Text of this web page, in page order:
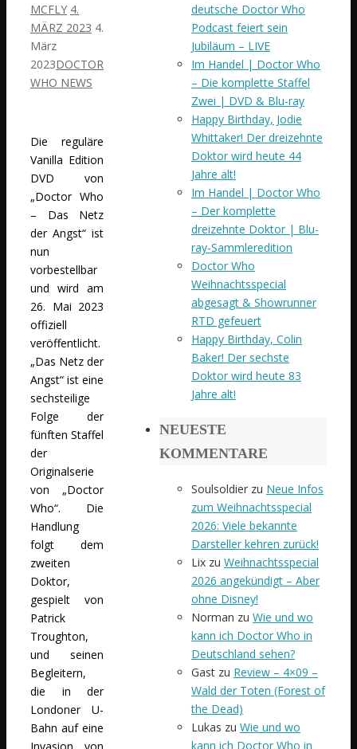
MCFLY 4.
MÄRZ 2023 4.
März
2023DOCTOR
WHO NEWS
Die reguläre
Vanilla Edition
DVD von
„Doctor Who
– Das Netz
der Angst“ ist
nun
vorbestellbar
und wird am
26. Mai 2023
offiziell
veröffentlicht.
„Das Netz der
Angst“ ist eine
sechsteilige
Folge der
fünften Staffel
der
Originalserie
von „Doctor
Who“. Die
Handlung
folgt dem
zweiten
Doktor,
gespielt von
Patrick
Troughton,
und seinen
Begleitern,
die in der
Londoner U-
Bahn auf eine
deutsche Doctor Who
Podcast feiert sein
Jubiläum – LIVE
Im Handel | Doctor Who
– Die komplette Staffel
Zwei | DVD & Blu-ray
Happy Birthday, Jodie
Whittaker! Der dreizehnte
Doktor wird heute 44
Jahre alt!
Im Handel | Doctor Who
– Der komplette
dreizehnte Doktor | Blu-
ray-Sammleredition
Doctor Who
Weihnachtsspecial
abgesagt & Showrunner
RTD gefeuert
Happy Birthday, Colin
Baker! Der sechste
Doktor wird heute 83
Jahre alt!
NEUESTE
KOMMENTARE
Soulsoldier zu Neue Infos
zum Weihnachtsspecial
2026: Viele bekannte
Darsteller kehren zurück!
Lix zu Weihnachtsspecial
2026 angekündigt – Aber
ohne Disney!
Norman zu Wie und wo
kann ich Doctor Who in
Deutschland sehen?
Gast zu Review – 4×09 –
Wald der Toten (Forest of
the Dead)
Lukas zu Wie und wo
kann ich Doctor Who in